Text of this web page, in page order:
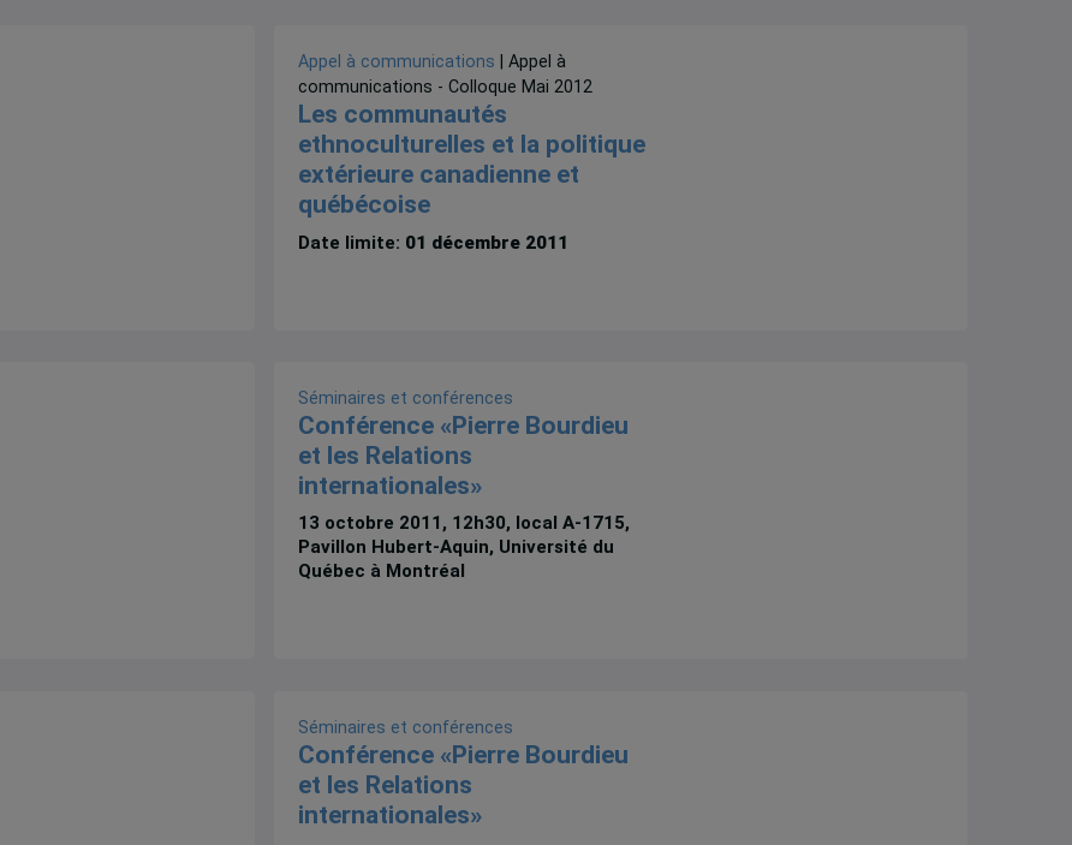
Appel à communications | Appel à
communications - Colloque Mai 2012
Les communautés
ethnoculturelles et la politique
extérieure canadienne et
québécoise
Date limite: 01 décembre 2011
Séminaires et conférences
Conférence «Pierre Bourdieu
et les Relations
internationales»
13 octobre 2011, 12h30, local A-1715,
Pavillon Hubert-Aquin, Université du
Québec à Montréal
Séminaires et conférences
Conférence «Pierre Bourdieu
et les Relations
internationales»